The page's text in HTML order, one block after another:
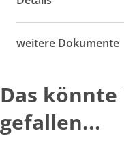
weitere Dokumente
Das
gefallen...